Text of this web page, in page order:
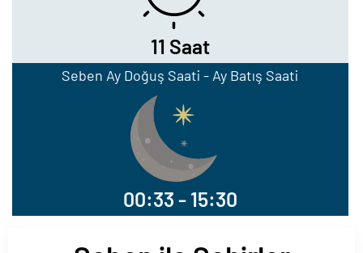
11 Saat
Seben Ay Doğuş Saati - Ay Batış Saati
00:33 - 15:30